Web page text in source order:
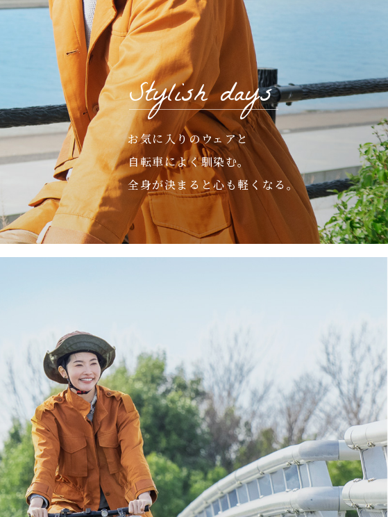
Stylish days
お気に入りのウェアと
自転車によく馴染む。
全身が決まると心も軽くなる。